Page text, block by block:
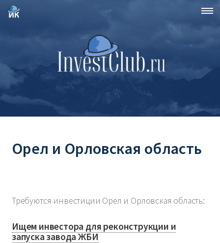
Орел и Орловская область
Требуются инвестиции Орел и Орловская область:
Ищем инвестора для реконструкции и
запуска завода ЖБИ